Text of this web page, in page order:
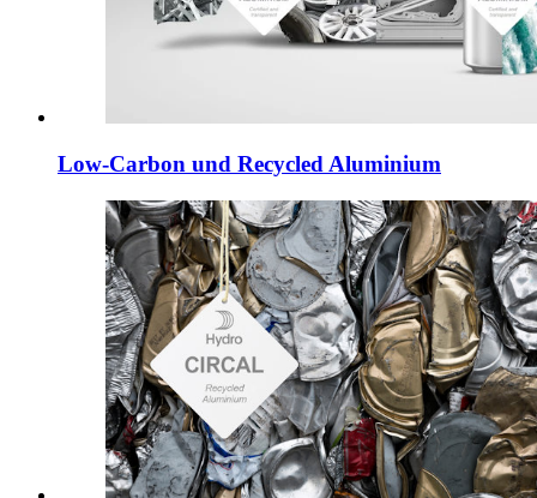
Low-Carbon und Recycled Aluminium